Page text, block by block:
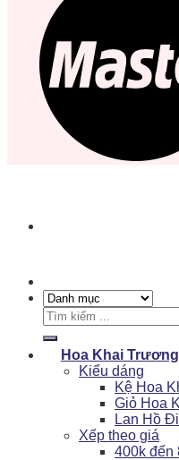
Tìm
kiếm:
Hoa Khai Trương
Kiểu dáng
Kệ Hoa
Giỏ Hoa
Lan Hồ
Xếp theo giá
400k đến